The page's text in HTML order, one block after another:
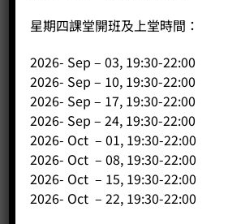
星期四課堂開班及上堂時間：
2026- Sep – 03, 19:30-22:00
2026- Sep – 10, 19:30-22:00
2026- Sep – 17, 19:30-22:00
2026- Sep – 24, 19:30-22:00
2026- Oct – 01, 19:30-22:00
2026- Oct – 08, 19:30-22:00
2026- Oct – 15, 19:30-22:00
2026- Oct – 22, 19:30-22:00